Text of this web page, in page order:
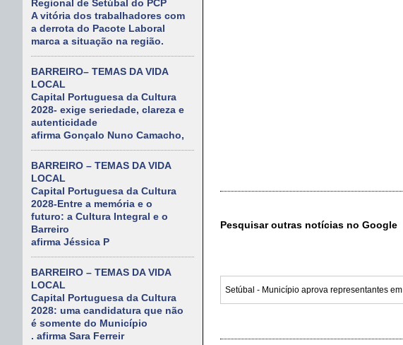
Regional de Setúbal do PCP
A vitória dos trabalhadores com
a derrota do Pacote Laboral
marca a situação na região.
BARREIRO– TEMAS DA VIDA
LOCAL
Capital Portuguesa da Cultura
2028- exige seriedade, clareza e
autenticidade
afirma Gonçalo Nuno Camacho,
BARREIRO – TEMAS DA VIDA
LOCAL
Capital Portuguesa da Cultura
2028-Entre a memória e o
futuro: a Cultura Integral e o
Barreiro
afirma Jéssica P
BARREIRO – TEMAS DA VIDA
LOCAL
Capital Portuguesa da Cultura
2028: uma candidatura que não
é somente do Município
. afirma Sara Ferreir
Pesquisar outras notícias no Google